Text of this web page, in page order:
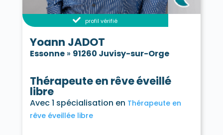
profil vérifié
Yoann JADOT
Essonne» 91260 Juvisy-sur-Orge
Thérapeute en rêve éveillé
libre
Avec 1 spécialisation en Thérapeute en
rêve éveillée libre